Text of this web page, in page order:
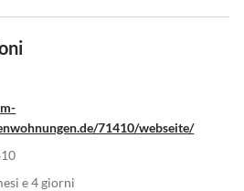
71410/webseite/
e 4 giorni